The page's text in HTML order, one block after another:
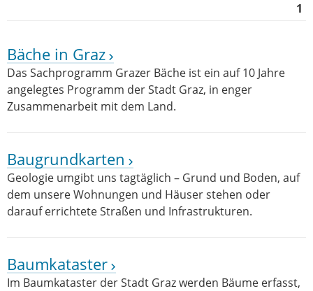
1
Bäche in Graz
Das Sachprogramm Grazer Bäche ist ein auf 10 Jahre
angelegtes Programm der Stadt Graz, in enger
Zusammenarbeit mit dem Land.
Baugrundkarten
Geologie umgibt uns tagtäglich – Grund und Boden, auf
dem unsere Wohnungen und Häuser stehen oder
darauf errichtete Straßen und Infrastrukturen.
Baumkataster
Im Baumkataster der Stadt Graz werden Bäume erfasst,